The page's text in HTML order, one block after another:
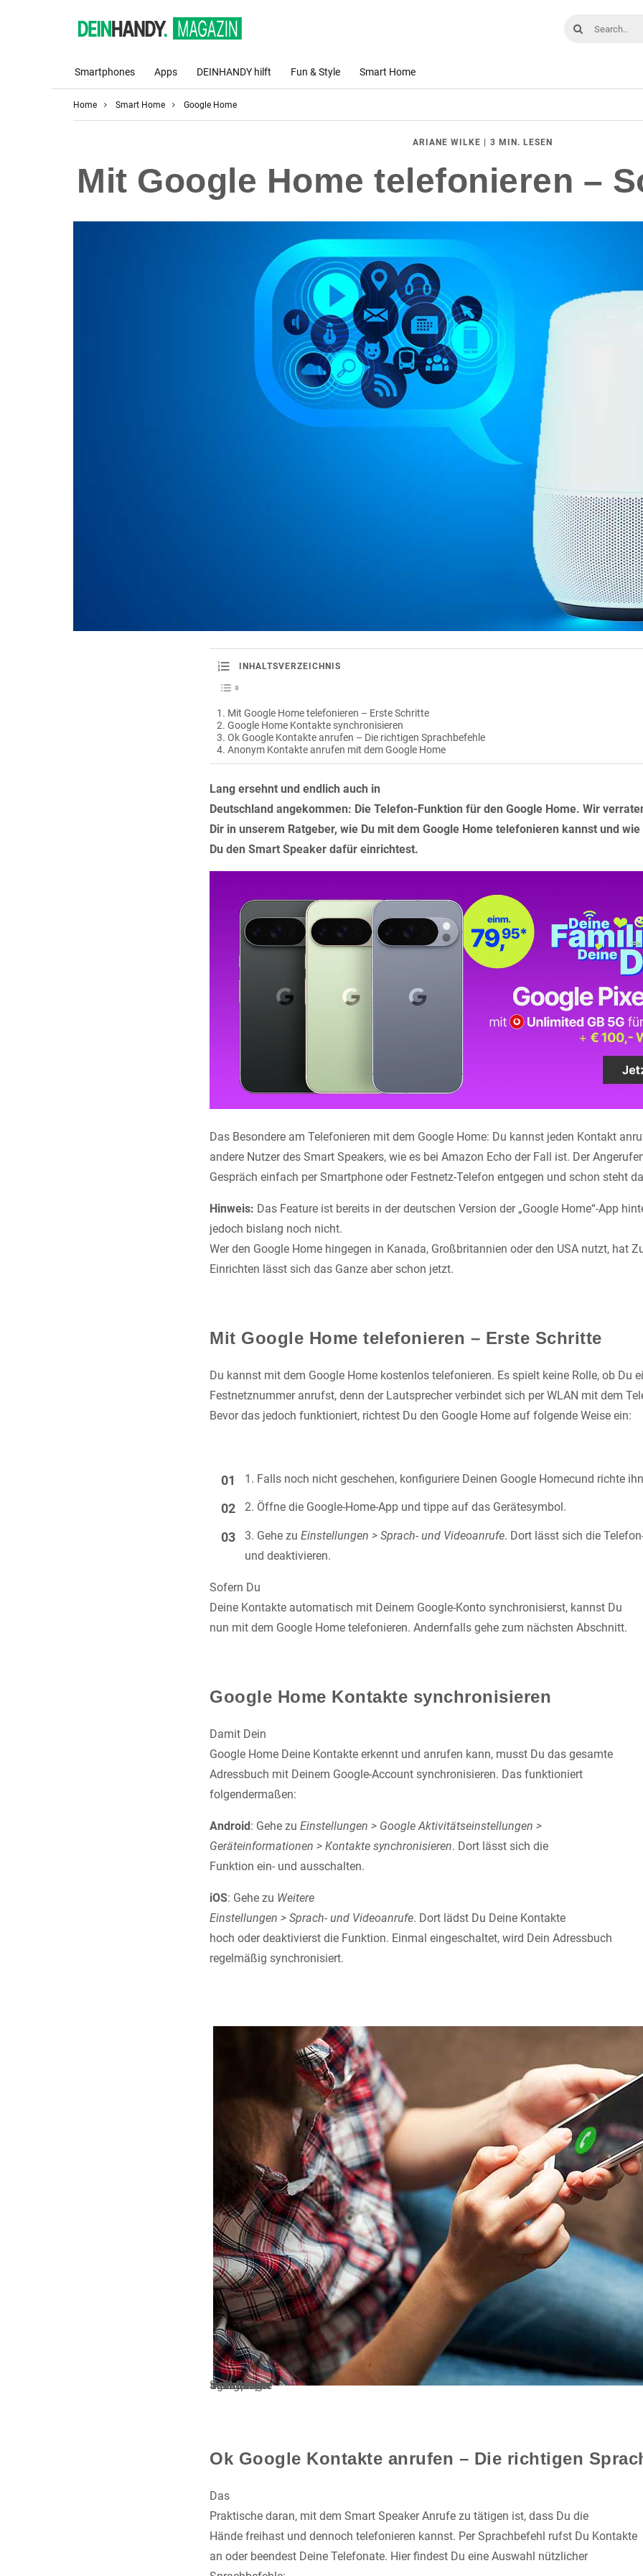
Smartphones Apps DEINHANDY hilft Fun & Style Smart Home
Home Smart Home Google Home
ARIANE WILKE 3 MIN. LESEN
Mit Google Home telefonieren –
INHALTSVERZEICHNIS
Mit Google Home telefonieren – Erste Schritte
Google Home Kontakte synchronisieren
Ok Google Kontakte anrufen – Die richtigen Sprachbefehle
Anonym Kontakte anrufen mit dem Google Home
Lang ersehnt und endlich auch in
Deutschland angekommen: Die Telefon-Funktion für den Google Home. Wir
Dir in unserem Ratgeber, wie Du mit dem Google Home telefonieren kannst und wie
Du den Smart Speaker dafür einrichtest.
Das Besondere am Telefonieren mit dem Google Home: Du kannst jeden Kontakt
andere Nutzer des Smart Speakers, wie es bei Amazon Echo der Fall ist. Der
Gespräch einfach per Smartphone oder Festnetz-Telefon entgegen und schon steht
Hinweis: Das Feature ist bereits in der deutschen Version der „Google Home“-App
jedoch bislang noch nicht.
Wer den Google Home hingegen in Kanada, Großbritannien oder den USA nutzt, hat
Einrichten lässt sich das Ganze aber schon jetzt.
Mit Google Home telefonieren – Erste Schritte
Du kannst mit dem Google Home kostenlos telefonieren. Es spielt keine Rolle, ob Du
Festnetznummer anrufst, denn der Lautsprecher verbindet sich per WLAN mit dem
Bevor das jedoch funktioniert, richtest Du den Google Home auf folgende Weise ein:
Falls noch nicht geschehen, konfiguriere Deinen Google Homecund richte
Öffne die Google-Home-App und tippe auf das Gerätesymbol.
Gehe zuEinstellungen > Sprach- und Videoanrufe. Dort lässt sich die
und deaktivieren.
Sofern Du
Deine Kontakte automatisch mit Deinem Google-Konto synchronisierst, kannst Du
nun mit dem Google Home telefonieren. Andernfalls gehe zum nächsten Abschnitt.
Google Home Kontakte synchronisieren
Damit Dein
Google Home Deine Kontakte erkennt und anrufen kann, musst Du das gesamte
Adressbuch mit Deinem Google-Account synchronisieren. Das funktioniert
folgendermaßen:
Android: Gehe zu Einstellungen > Google Aktivitätseinstellungen >
Geräteinformationen > Kontakte synchronisieren. Dort lässt sich die
Funktion ein- und ausschalten.
iOS: Gehe zu Weitere
Einstellungen > Sprach- und Videoanrufe. Dort lädst Du Deine Kontakte
hoch oder deaktivierst die Funktion. Einmal eingeschaltet, wird Dein Adressbuch
regelmäßig synchronisiert.
Anrufen per Smartphone war gestern – Einfacher geht’s mit dem Google Home.
Ok Google Kontakte anrufen – Die richtigen
Das
Praktische daran, mit dem Smart Speaker Anrufe zu tätigen ist, dass Du die
Hände freihast und dennoch telefonieren kannst. Per Sprachbefehl rufst Du Kontakte
an oder beendest Deine Telefonate. Hier findest Du eine Auswahl nützlicher